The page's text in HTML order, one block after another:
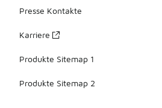
Presse Kontakte
Karriere
Produkte Sitemap 1
Produkte Sitemap 2